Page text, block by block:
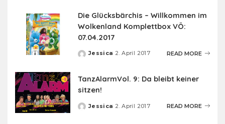
Die Glücksbärchis – Willkommen im
Wolkenland Komplettbox VÖ:
07.04.2017
Posted
Jessica 2. April 2017 READ MORE
TanzAlarmVol. 9: Da bleibt keiner
sitzen!
Posted
Jessica 2. April 2017 READ MORE